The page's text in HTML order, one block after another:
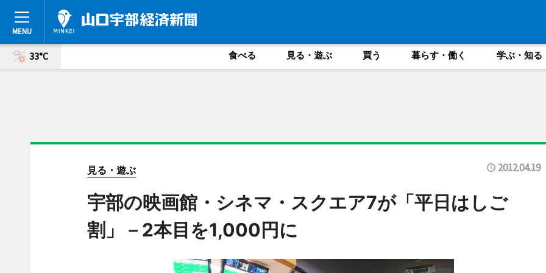
33°C 食べる 見る・遊ぶ 買う 暮らす・働く 学ぶ・知る
見る・遊ぶ 2012.04.19
宇部の映画館・シネマ・スクエア7が「平日はしご
割」－2本目を1,000円に